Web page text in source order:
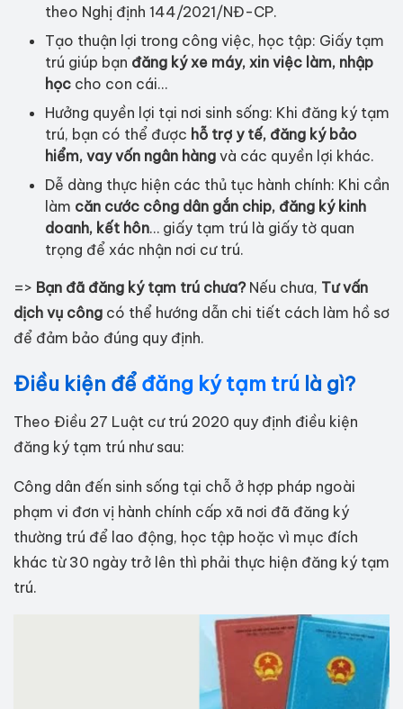
theo Nghị định 144/2021/NĐ-CP.
Tạo thuận lợi trong công việc, học tập: Giấy tạm
trú giúp bạn đăng ký xe máy, xin việc làm, nhập
học cho con cái…
Hưởng quyền lợi tại nơi sinh sống: Khi đăng ký tạm
trú, bạn có thể được hỗ trợ y tế, đăng ký bảo
hiểm, vay vốn ngân hàng và các quyền lợi khác.
Dễ dàng thực hiện các thủ tục hành chính: Khi cần
làm căn cước công dân gắn chip, đăng ký kinh
doanh, kết hôn… giấy tạm trú là giấy tờ quan
trọng để xác nhận nơi cư trú.
=> Bạn đã đăng ký tạm trú chưa? Nếu chưa, Tư vấn
dịch vụ công có thể hướng dẫn chi tiết cách làm hồ sơ
để đảm bảo đúng quy định.
Điều kiện để đăng ký tạm trú là gì?
Theo Điều 27 Luật cư trú 2020 quy định điều kiện
đăng ký tạm trú như sau:
Công dân đến sinh sống tại chỗ ở hợp pháp ngoài
phạm vi đơn vị hành chính cấp xã nơi đã đăng ký
thường trú để lao động, học tập hoặc vì mục đích
khác từ 30 ngày trở lên thì phải thực hiện đăng ký tạm
trú.